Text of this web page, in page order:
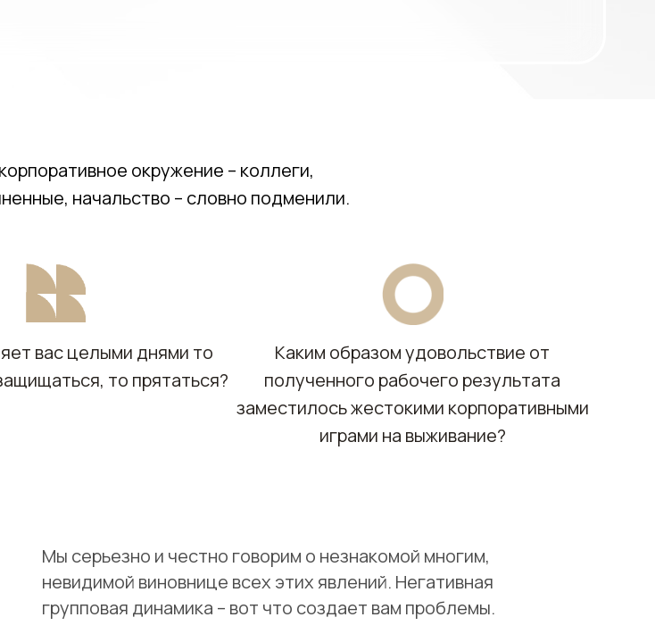
вас целыми днями то
то прятаться?
Каким образом удовольствие от
полученного рабочего результата
заместилось жестокими корпоративными
играми на выживание?
окружение – коллеги,
начальство – словно подменили.
Мы серьезно и честно говорим о незнакомой многим,
невидимой виновнице всех этих явлений. Негативная
групповая динамика – вот что создает вам проблемы.